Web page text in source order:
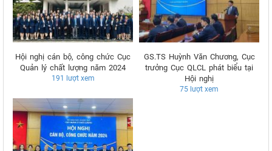
Hội nghị cán bộ, công chức Cục
Quản lý chất lượng năm 2024
191 lượt xem
GS.TS Huỳnh Văn Chương, Cục
trưởng Cục QLCL phát biểu tại
Hội nghị
75 lượt xem